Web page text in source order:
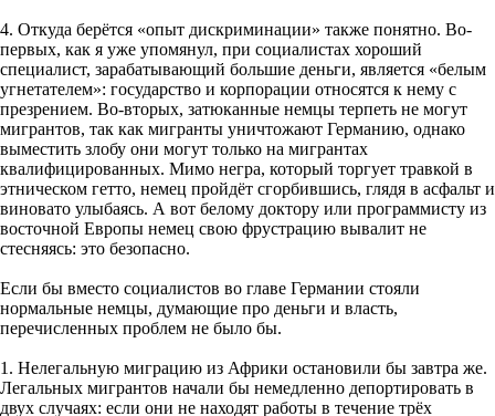
4. Откуда берётся «опыт дискриминации» также понятно. Во-
первых, как я уже упомянул, при социалистах хороший
специалист, зарабатывающий большие деньги, является «белым
угнетателем»: государство и корпорации относятся к нему с
презрением. Во-вторых, затюканные немцы терпеть не могут
мигрантов, так как мигранты уничтожают Германию, однако
выместить злобу они могут только на мигрантах
квалифицированных. Мимо негра, который торгует травкой в
этническом гетто, немец пройдёт сгорбившись, глядя в асфальт и
виновато улыбаясь. А вот белому доктору или программисту из
восточной Европы немец свою фрустрацию вывалит не
стесняясь: это безопасно.
Если бы вместо социалистов во главе Германии стояли
нормальные немцы, думающие про деньги и власть,
перечисленных проблем не было бы.
1. Нелегальную миграцию из Африки остановили бы завтра же.
Легальных мигрантов начали бы немедленно депортировать в
двух случаях: если они не находят работы в течение трёх